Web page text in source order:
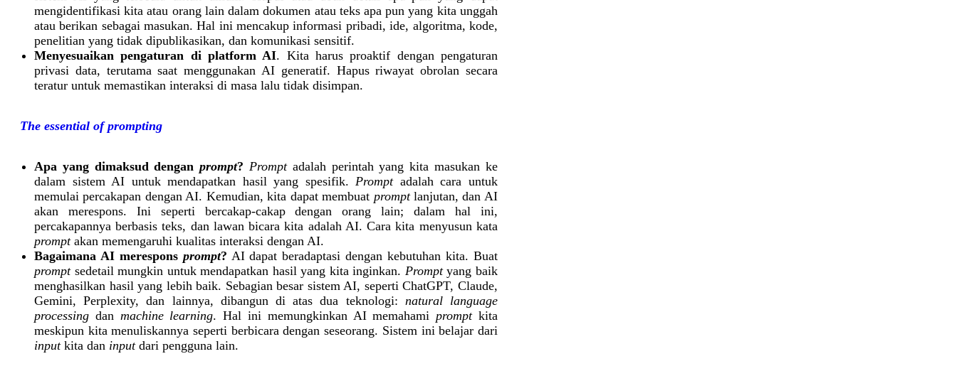
mengidentifikasi kita atau orang lain dalam dokumen atau teks apa pun yang kita unggah
atau berikan sebagai masukan. Hal ini mencakup informasi pribadi, ide, algoritma, kode,
penelitian yang tidak dipublikasikan, dan komunikasi sensitif.
Menyesuaikan pengaturan di platform AI. Kita harus proaktif dengan pengaturan
privasi data, terutama saat menggunakan AI generatif. Hapus riwayat obrolan secara
teratur untuk memastikan interaksi di masa lalu tidak disimpan.
The essential of prompting
Apa yang dimaksud denganprompt? Promptadalah perintah yang kita masukan ke
dalam sistem AI untuk mendapatkan hasil yang spesifik.Promptadalah cara untuk
memulai percakapan dengan AI. Kemudian, kita dapat membuat promptlanjutan, dan AI
akan merespons. Ini seperti bercakap-cakap dengan orang lain; dalam hal ini,
percakapannya berbasis teks, dan lawan bicara kita adalah AI. Cara kita menyusun kata
promptakan memengaruhi kualitas interaksi dengan AI.
Bagaimana AI merespons prompt? AI dapat beradaptasi dengan kebutuhan kita. Buat
promptsedetail mungkin untuk mendapatkan hasil yang kita inginkan. Promptyang baik
menghasilkan hasil yang lebih baik. Sebagian besar sistem AI, seperti ChatGPT, Claude,
Gemini, Perplexity, dan lainnya, dibangun di atas dua teknologi: natural language
processing dan machine learning. Hal ini memungkinkan AI memahamipromptkita
meskipun kita menuliskannya seperti berbicara dengan seseorang. Sistem ini belajar dari
inputkita dan inputdari pengguna lain.